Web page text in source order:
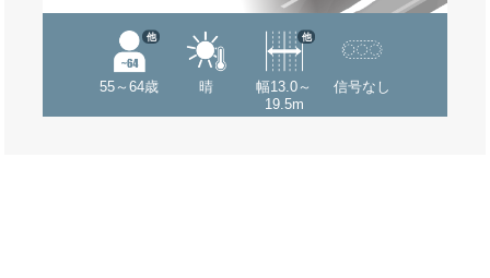
55～64歳
他
晴
幅13.0～
19.5m
他
信号なし